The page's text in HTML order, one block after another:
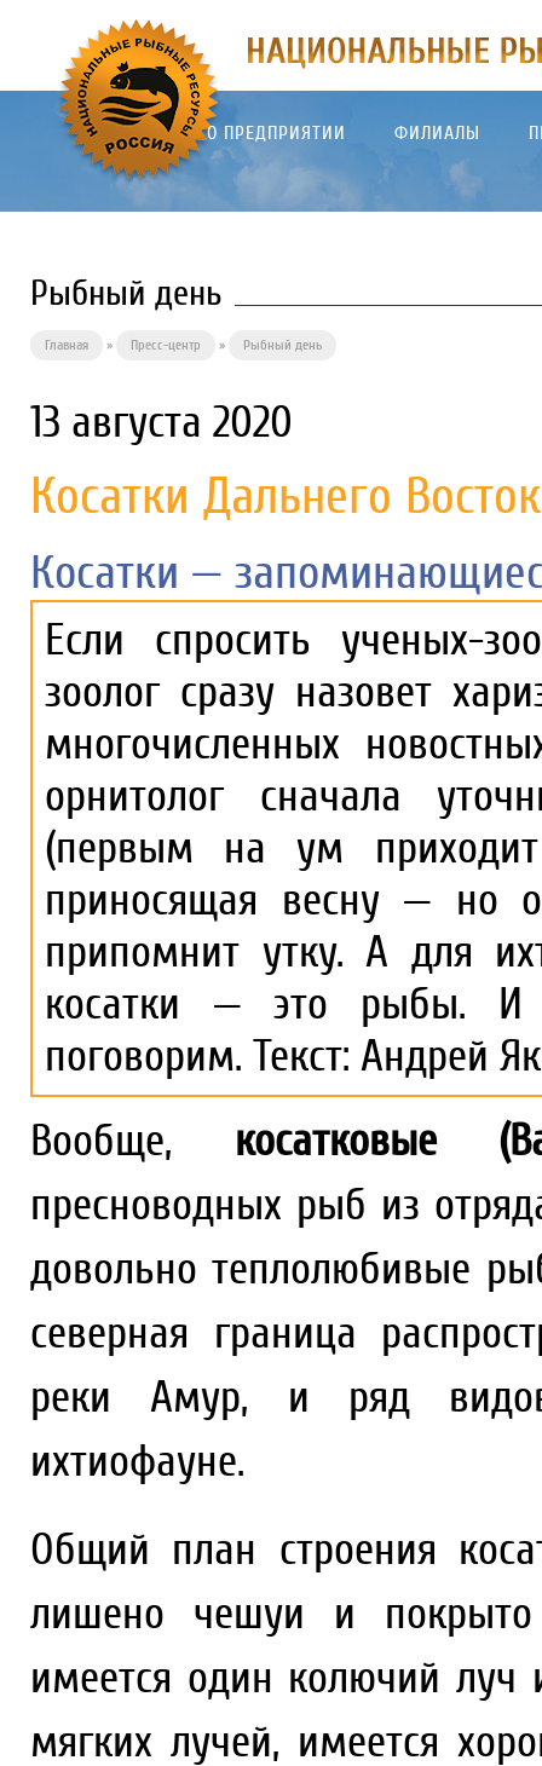
О ПРЕДПРИЯТИИ ФИЛИАЛЫ
Рыбный день
Главная » Пресс-центр » Рыбный день
13 августа 2020
Косатки Дальнего
Косатки —
Если спросить ученых-
зоолог сразу назовет
многочисленных
орнитолог сначала
(первым на ум приходит
приносящая весну — но
припомнит утку. А для
косатки — это рыбы.
поговорим. Текст: Андрей
Вообще, косатковые
пресноводных рыб из
довольно теплолюбивые
северная граница
реки Амур, и ряд видов
ихтиофауне.
Общий план строения
лишено чешуи и
имеется один колючий луч
мягких лучей, имеется